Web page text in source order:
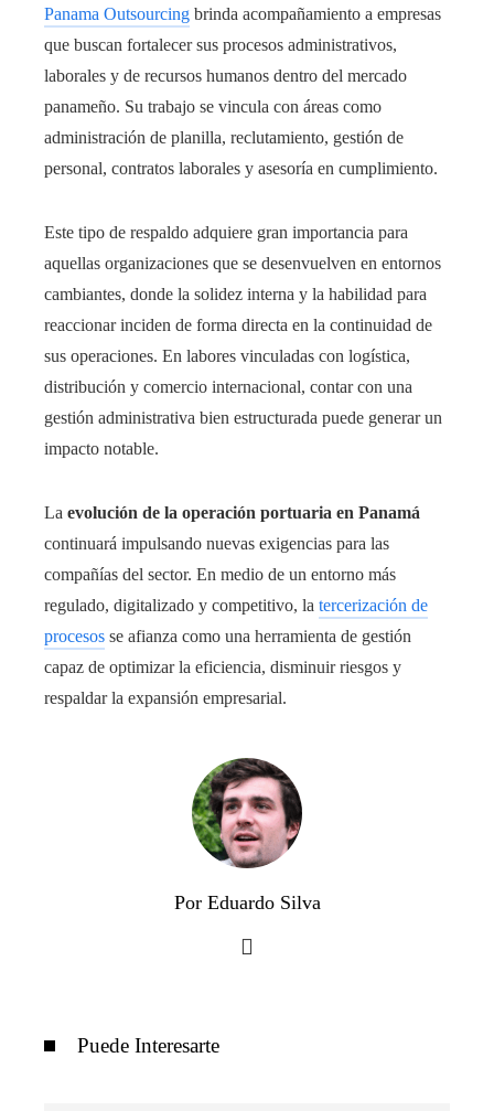
Panama Outsourcing brinda acompañamiento a empresas
que buscan fortalecer sus procesos administrativos,
laborales y de recursos humanos dentro del mercado
panameño. Su trabajo se vincula con áreas como
administración de planilla, reclutamiento, gestión de
personal, contratos laborales y asesoría en cumplimiento.
Este tipo de respaldo adquiere gran importancia para
aquellas organizaciones que se desenvuelven en entornos
cambiantes, donde la solidez interna y la habilidad para
reaccionar inciden de forma directa en la continuidad de
sus operaciones. En labores vinculadas con logística,
distribución y comercio internacional, contar con una
gestión administrativa bien estructurada puede generar un
impacto notable.
La evolución de la operación portuaria en Panamá
continuará impulsando nuevas exigencias para las
compañías del sector. En medio de un entorno más
regulado, digitalizado y competitivo, la tercerización de
procesos se afianza como una herramienta de gestión
capaz de optimizar la eficiencia, disminuir riesgos y
respaldar la expansión empresarial.
Por Eduardo Silva
Puede Interesarte